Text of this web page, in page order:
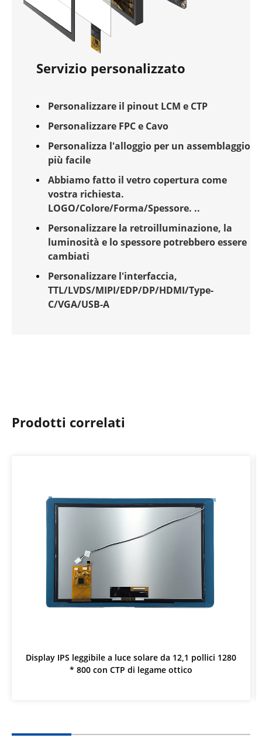
Servizio personalizzato
Personalizzare il pinout LCM e CTP
Personalizzare FPC e Cavo
Personalizza l'alloggio per un assemblaggio
più facile
Abbiamo fatto il vetro copertura come
vostra richiesta.
LOGO/Colore/Forma/Spessore. ..
Personalizzare la retroilluminazione, la
luminosità e lo spessore potrebbero essere
cambiati
Personalizzare l'interfaccia,
TTL/LVDS/MIPI/EDP/DP/HDMI/Type-
C/VGA/USB-A
Prodotti correlati
Display IPS leggibile a luce solare da 12,1 pollici 1280
* 800 con CTP di legame ottico